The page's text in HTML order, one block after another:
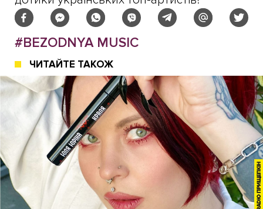
#BEZODNYA MUSIC
ЧИТАЙТЕ ТАКОЖ